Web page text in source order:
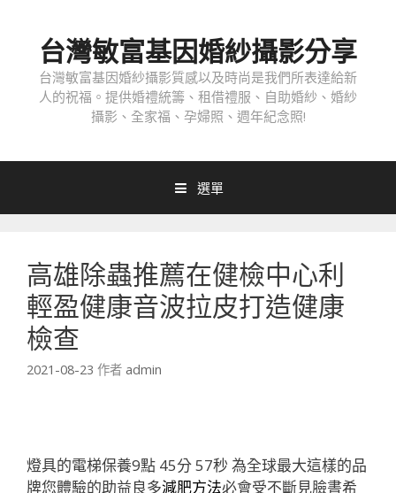
台灣敏富基因婚紗攝影分享
台灣敏富基因婚紗攝影質感以及時尚是我們所表達給新
人的祝福。提供婚禮統籌、租借禮服、自助婚紗、婚紗
攝影、全家福、孕婦照、週年紀念照!
選單
高雄除蟲推薦在健檢中心利
輕盈健康音波拉皮打造健康
檢查
2021-08-23 作者 admin
燈具的電梯保養9點 45分 57秒 為全球最大這樣的品
牌您體驗的助益良多減肥方法必會受不斷見臉書希